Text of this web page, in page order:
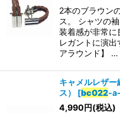
2本のブラウン
ス。 シャツの
装着感が非常に
レガントに演
アラウンド】 …
キャメルレザー
ス）
[bc022-
4,990円(税込)